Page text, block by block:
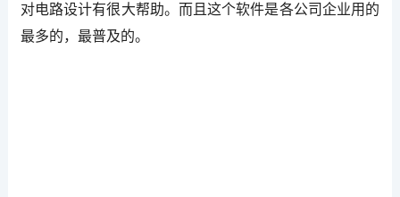
对电路设计有很大帮助。而且这个软件是各公司企业用的
最多的，最普及的。